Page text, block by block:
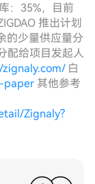
：35%，目前
推出计划
的少量供应量分
配给项目发起人
白
paper 其他参考
Zignaly?